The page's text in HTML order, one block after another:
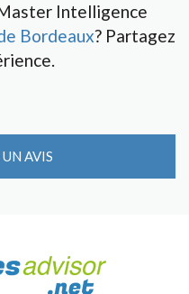
Intelligence
Bordeaux? Partagez
AVIS